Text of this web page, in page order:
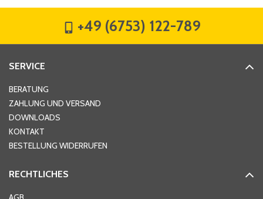
Hausnummer
Ort*
+49 (6753) 122-789
SERVICE
BERATUNG
ZAHLUNG UND VERSAND
DOWNLOADS
KONTAKT
BESTELLUNG WIDERRUFEN
RECHTLICHES